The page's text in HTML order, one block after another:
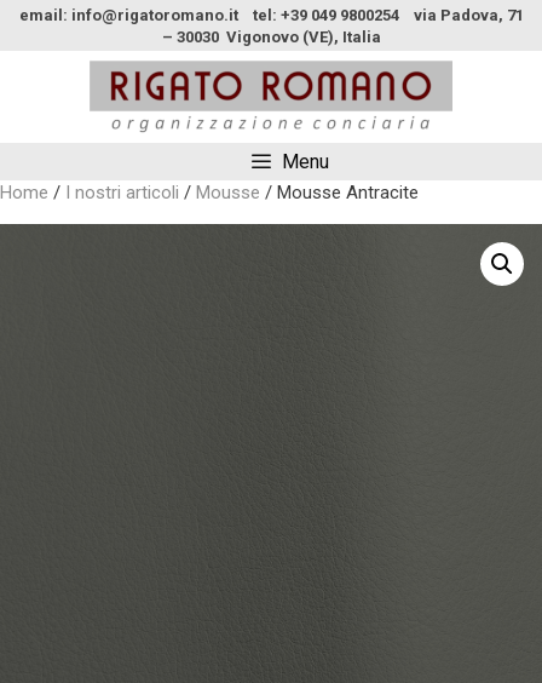
email: info@rigatoromano.it tel: +39 049 9800254 via Padova, 71
– 30030 Vigonovo (VE), Italia
Menu
Home / I nostri articoli / Mousse / Mousse Antracite